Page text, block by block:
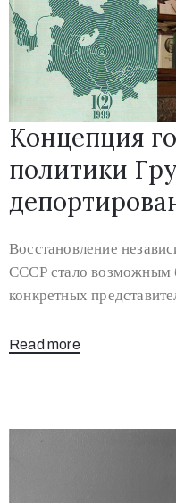
Концепция
политики
Восстановление
СССР стало возможным
конкретных
Read more